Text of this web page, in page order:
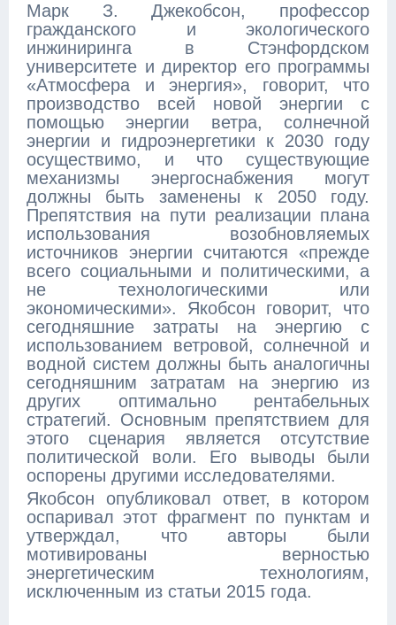
Марк З. Джекобсон, профессор
гражданского и экологического
инжиниринга в Стэнфордском
университете и директор его программы
«Атмосфера и энергия», говорит, что
производство всей новой энергии с
помощью энергии ветра, солнечной
энергии и гидроэнергетики к 2030 году
осуществимо, и что существующие
механизмы энергоснабжения могут
должны быть заменены к 2050 году.
Препятствия на пути реализации плана
использования возобновляемых
источников энергии считаются «прежде
всего социальными и политическими, а
не технологическими или
экономическими». Якобсон говорит, что
сегодняшние затраты на энергию с
использованием ветровой, солнечной и
водной систем должны быть аналогичны
сегодняшним затратам на энергию из
других оптимально рентабельных
стратегий. Основным препятствием для
этого сценария является отсутствие
политической воли. Его выводы были
оспорены другими исследователями.
Якобсон опубликовал ответ, в котором
оспаривал этот фрагмент по пунктам и
утверждал, что авторы были
мотивированы верностью
энергетическим технологиям,
исключенным из статьи 2015 года.